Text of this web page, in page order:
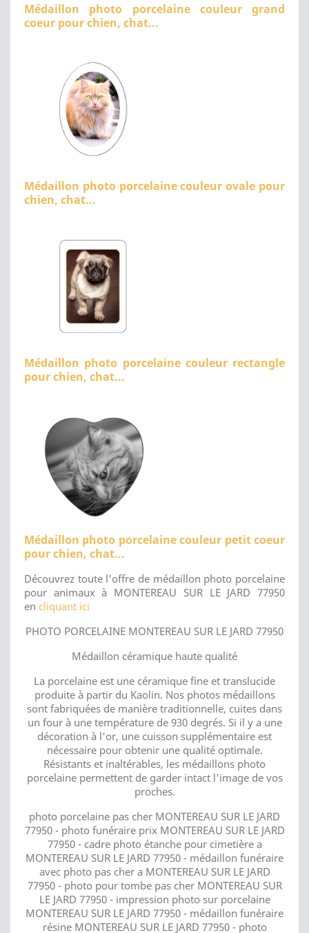
Médaillon photo porcelaine couleur grand
coeur pour chien, chat...
Médaillon photo porcelaine couleur ovale pour
chien, chat...
Médaillon photo porcelaine couleur rectangle
pour chien, chat...
Médaillon photo porcelaine couleur petit coeur
pour chien, chat...
Découvrez toute l'offre de médaillon photo porcelaine
pour animaux à MONTEREAU SUR LE JARD 77950
en cliquant ici
PHOTO PORCELAINE MONTEREAU SUR LE JARD 77950
Médaillon céramique haute qualité
La porcelaine est une céramique fine et translucide
produite à partir du Kaolin. Nos photos médaillons
sont fabriquées de manière traditionnelle, cuites dans
un four à une température de 930 degrés. Si il y a une
décoration à l'or, une cuisson supplémentaire est
nécessaire pour obtenir une qualité optimale.
Résistants et inaltérables, les médaillons photo
porcelaine permettent de garder intact l'image de vos
proches.
photo porcelaine pas cher MONTEREAU SUR LE JARD
77950 - photo funéraire prix MONTEREAU SUR LE JARD
77950 - cadre photo étanche pour cimetière a
MONTEREAU SUR LE JARD 77950 - médaillon funéraire
avec photo pas cher a MONTEREAU SUR LE JARD
77950 - photo pour tombe pas cher MONTEREAU SUR
LE JARD 77950 - impression photo sur porcelaine
MONTEREAU SUR LE JARD 77950 - médaillon funéraire
résine MONTEREAU SUR LE JARD 77950 - photo